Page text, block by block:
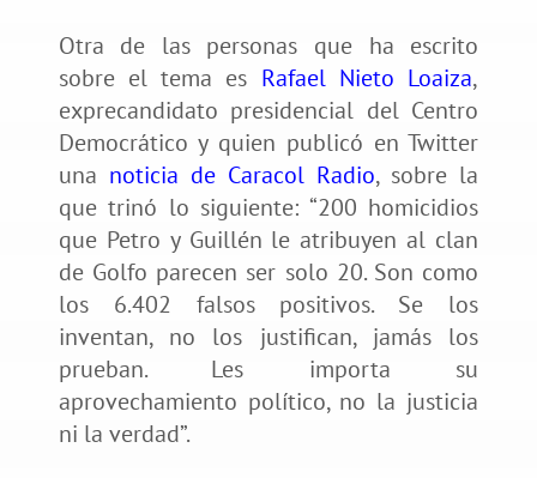
Otra de las personas que ha escrito
sobre el tema es Rafael Nieto Loaiza,
exprecandidato presidencial del Centro
Democrático y quien publicó en Twitter
una noticia de Caracol Radio, sobre la
que trinó lo siguiente: “200 homicidios
que Petro y Guillén le atribuyen al clan
de Golfo parecen ser solo 20. Son como
los 6.402 falsos positivos. Se los
inventan, no los justifican, jamás los
prueban. Les importa su
aprovechamiento político, no la justicia
ni la verdad”.